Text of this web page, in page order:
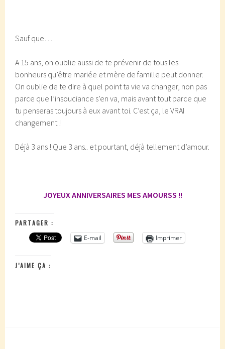
Sauf que…
A 15 ans, on oublie aussi de te prévenir de tous les
bonheurs qu’être mariée et mère de famille peut donner.
On oublie de te dire à quel point ta vie va changer, non pas
parce que l’insouciance s’en va, mais avant tout parce que
tu penseras toujours à eux avant toi. C’est ça, le VRAI
changement !
Déjà 3 ans ! Que 3 ans.. et pourtant, déjà tellement d’amour.
JOYEUX ANNIVERSAIRES MES AMOURSS !!
PARTAGER :
E-mail
Imprimer
J’AIME ÇA :